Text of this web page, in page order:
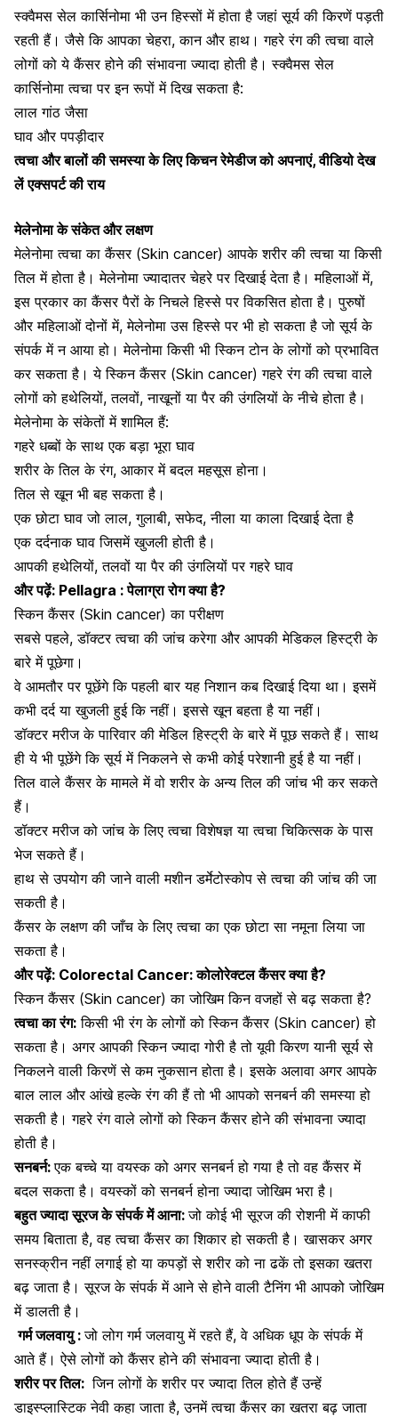
स्क्वैमस सेल कार्सिनोमा भी उन हिस्सों में होता है जहां सूर्य की किरणें पड़ती
रहती हैं। जैसे कि आपका चेहरा, कान और हाथ। गहरे रंग की त्वचा वाले
लोगों को ये कैंसर होने की संभावना ज्यादा होती है। स्क्वैमस सेल
कार्सिनोमा त्वचा पर इन रूपों में दिख सकता है:
लाल गांठ जैसा
घाव और पपड़ीदार
त्वचा और बालों की समस्या के लिए किचन रेमेडीज को अपनाएं, वीडियो देख
लें एक्सपर्ट की राय
मेलेनोमा के संकेत और लक्षण
मेलेनोमा त्वचा का कैंसर (Skin cancer) आपके शरीर की त्वचा या किसी
तिल में होता है। मेलेनोमा ज्यादातर चेहरे पर दिखाई देता है। महिलाओं में,
इस प्रकार का कैंसर पैरों के निचले हिस्से पर विकसित होता है। पुरुषों
और महिलाओं दोनों में, मेलेनोमा उस हिस्से पर भी हो सकता है जो सूर्य के
संपर्क में न आया हो। मेलेनोमा किसी भी स्किन टोन के लोगों को प्रभावित
कर सकता है। ये स्किन कैंसर (Skin cancer) गहरे रंग की त्वचा वाले
लोगों को हथेलियों, तलवों, नाखूनों या पैर की उंगलियों के नीचे होता है।
मेलेनोमा के संकेतों में शामिल हैं:
गहरे धब्बों के साथ एक बड़ा भूरा घाव
शरीर के तिल के रंग, आकार में बदल महसूस होना।
तिल से खून भी बह सकता है।
एक छोटा घाव जो लाल, गुलाबी, सफेद, नीला या काला दिखाई देता है
एक दर्दनाक घाव जिसमें खुजली होती है।
आपकी हथेलियों, तलवों या पैर की उंगलियों पर गहरे घाव
और पढ़ें: Pellagra : पेलाग्रा रोग क्या है?
स्किन कैंसर (Skin cancer) का परीक्षण
सबसे पहले, डॉक्टर त्वचा की जांच करेगा और आपकी मेडिकल हिस्ट्री के
बारे में पूछेगा।
वे आमतौर पर पूछेंगे कि पहली बार यह निशान कब दिखाई दिया था। इसमें
कभी दर्द या खुजली हुई कि नहीं। इससे खून बहता है या नहीं।
डॉक्टर मरीज के पारिवार की मेडिल हिस्ट्री के बारे में पूछ सकते हैं। साथ
ही ये भी पूछेंगे कि सूर्य में निकलने से कभी कोई परेशानी हुई है या नहीं।
तिल वाले कैंसर के मामले में वोशरीर के अन्य तिल की जांच भी कर सकते
हैं।
डॉक्टर मरीज को जांच के लिए त्वचा विशेषज्ञ या त्वचा चिकित्सक के पास
भेज सकते हैं।
हाथ से उपयोग की जाने वाली मशीन डर्मेटोस्कोप से त्वचा की जांच की जा
सकती है।
कैंसर के लक्षण की जाँच के लिए त्वचा का एक छोटा सा नमूना लिया जा
सकता है।
और पढ़ें: Colorectal Cancer: कोलोरेक्टल कैंसर क्या है?
स्किन कैंसर (Skin cancer) का जोखिम किन वजहों से बढ़ सकता है?
त्वचा का रंग: किसी भी रंग के लोगों को स्किन कैंसर (Skin cancer) हो
सकता है। अगर आपकी स्किन ज्यादा गोरी है तो यूवी किरण यानी सूर्य से
निकलने वाली किरणें से कम नुकसान होता है। इसके अलावा अगर आपके
बाल लाल और आंखे हल्के रंग की हैं तो भी आपको सनबर्न की समस्या हो
सकती है। गहरे रंग वाले लोगों को स्किन कैंसर होने की संभावना ज्यादा
होती है।
सनबर्न:एक बच्चे या वयस्क को अगरसनबर्न हो गया है तो वह कैंसर में
बदल सकता है। वयस्कों को सनबर्न होना ज्यादा जोखिम भरा है।
​बहुत ज्यादा सूरज के संपर्क में आना:जो कोई भी सूरज की रोशनी में काफी
समय बिताता है, वह त्वचा कैंसर का शिकार हो सकती है। खासकर अगर
सनस्क्रीन नहीं लगाई हो या कपड़ों से शरीर को ना ढकें तो इसका खतरा
बढ़ जाता है। सूरज के संपर्क में आने से होने वाली टैनिंग भी आपको जोखिम
में डालती है।
गर्म जलवायु :जो लोग गर्म जलवायु में रहते हैं, वे अधिक धूप के संपर्क में
आते हैं। ऐसे लोगों को कैंसर होने की संभावना ज्यादा होती है।
शरीर पर तिल: जिन लोगों के शरीर पर ज्यादा तिल होते हैं उन्हें
डाइस्प्लास्टिक नेवी कहा जाता है, उनमें त्वचाकैंसर का खतरा बढ़ जाता